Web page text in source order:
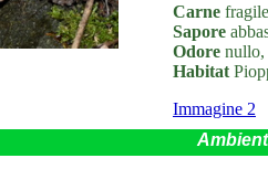
Carne
Sapore
Odore nullo,
Habitat
Immagine 2